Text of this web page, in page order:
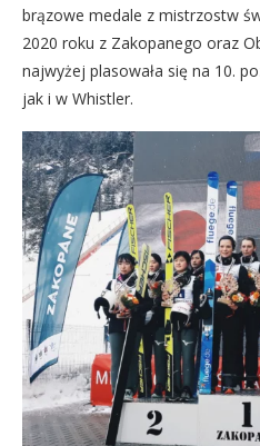
brązowe medale z mistrzostw
2020 roku z Zakopanego oraz
najwyżej plasowała się na 10.
jak i w Whistler.